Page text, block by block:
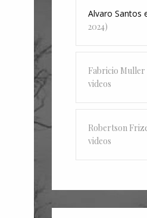
Alvaro Santos
2024)
Fabricio Muller
videos
Robertson
videos